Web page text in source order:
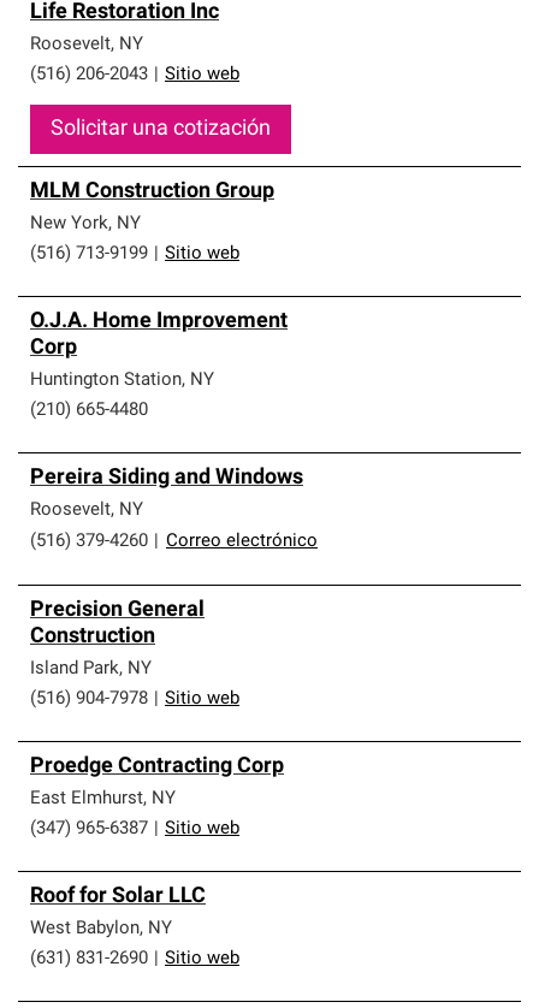
Life Restoration Inc
Roosevelt, NY
(516) 206-2043
Sitio web
Solicitar una cotización
MLM Construction Group
New York, NY
(516) 713-9199
Sitio web
O.J.A. Home Improvement
Corp
Huntington Station, NY
(210) 665-4480
Pereira Siding and Windows
Roosevelt, NY
(516) 379-4260
Correo electrónico
Precision General
Construction
Island Park, NY
(516) 904-7978
Sitio web
Proedge Contracting Corp
East Elmhurst, NY
(347) 965-6387
Sitio web
Roof for Solar LLC
West Babylon, NY
(631) 831-2690
Sitio web